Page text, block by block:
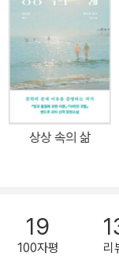
간신히 심의에 통과
기 영국 총리 후보로
인 ‘나’는 우연히 아
이킬 수 없는 방향으
결혼을 약속한 여자
둘은 가족 몰래 만남
를 수록 안나를 향한
는 단순한 불륜 소설
괴하는지를 집요하
절제된 문장과 날카
상상 속의 삶
19
100자평 리